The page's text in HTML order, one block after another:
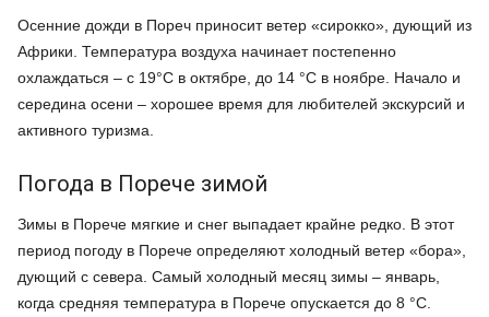
Осенние дожди в Пореч приносит ветер «сирокко», дующий из
Африки. Температура воздуха начинает постепенно
охлаждаться – с 19°C в октябре, до 14 °C в ноябре. Начало и
середина осени – хорошее время для любителей экскурсий и
активного туризма.
Погода в Порече зимой
Зимы в Порече мягкие и снег выпадает крайне редко. В этот
период погоду в Порече определяют холодный ветер «бора»,
дующий с севера. Самый холодный месяц зимы – январь,
когда средняя температура в Порече опускается до 8 °C.